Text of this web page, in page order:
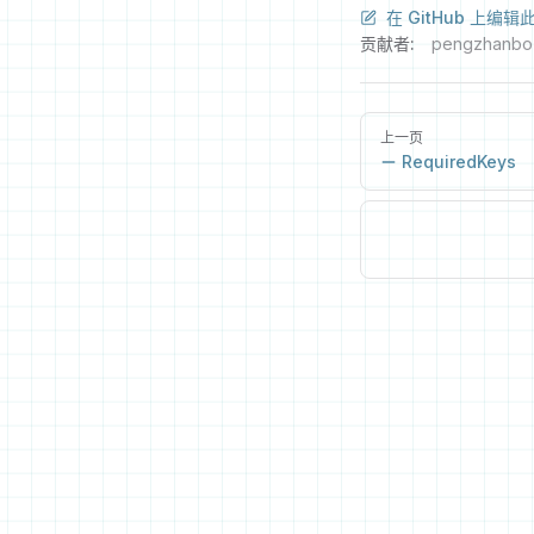
在 GitHub 上编辑
贡献者:
pengzhanbo
上一页
RequiredKeys